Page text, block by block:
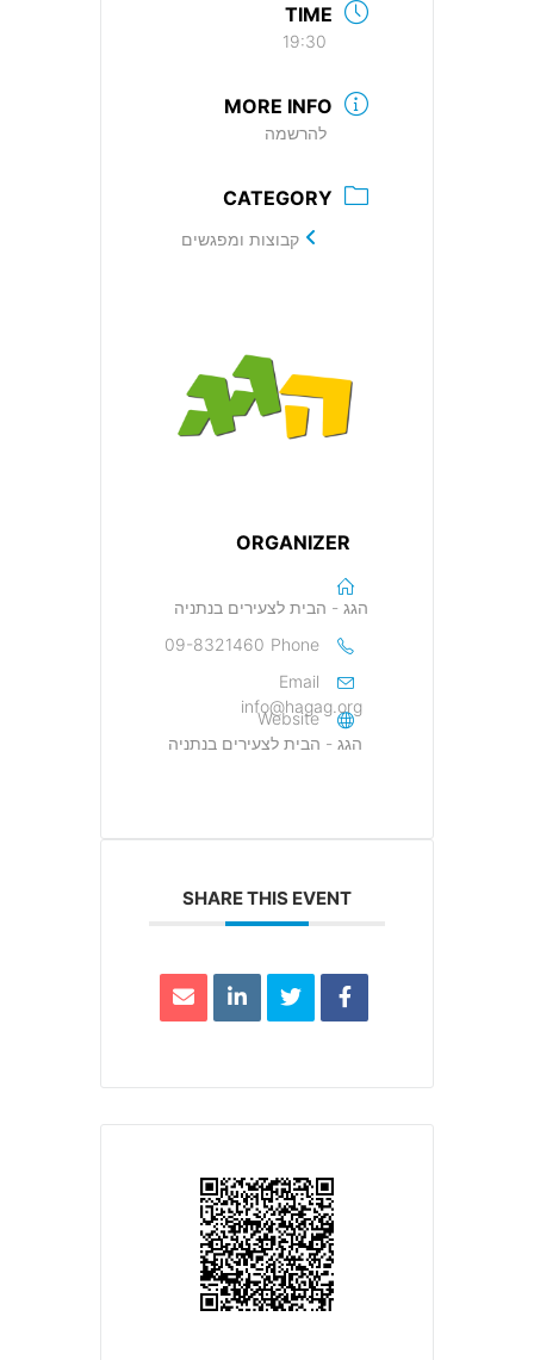
TIME
19:30
MORE INFO
להרשמה
CATEGORY
קבוצות ומפגשים
ORGANIZER
הגג - הבית לצעירים בנתניה
Phone
09-8321460
Email
info@hagag.org
Website
הגג - הבית לצעירים בנתניה
SHARE THIS EVENT